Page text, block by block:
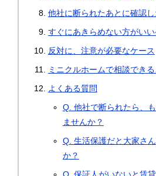
他社に断られたあとに確認し
すぐにあきらめない方がいい
反対に、注意が必要なケース
ミニクルホームで相談できる
よくある質問
Q. 他社で断られたら、
ませんか？
Q. 生活保護だと大家さ
か？